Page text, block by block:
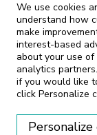
著作権 © 江蘇ミコ
We use cookies
understand how
make
interest-based
about your use
analytics
if you would like
click Personalize
Personalize